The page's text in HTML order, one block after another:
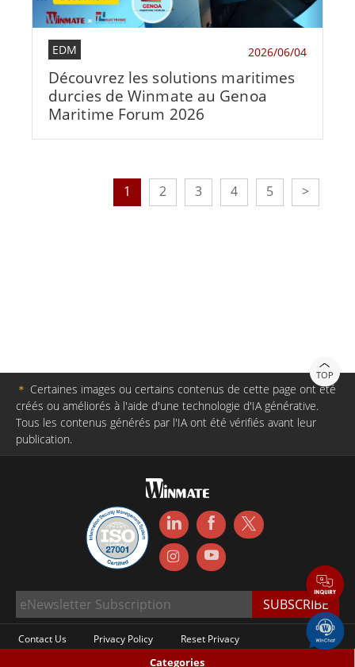
Categories
EDM 2026/06/04
Découvrez les solutions maritimes
durcies de Winmate au Genoa
Maritime Forum 2026
1 2 3 4 5 >
TOP
＊ Certaines images ou certains contenus de cette page ont été
créés ou améliorés à l'aide d'une technologie d'IA générative.
Tous les contenus générés par l'IA ont été vérifiés avant leur
publication.
Contact Us Privacy Policy
Reset Privacy